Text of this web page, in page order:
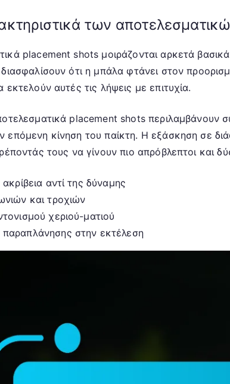
των
placement shots μοιράζονται αρκετά
ότι η μπάλα φτάνει στον
εκτελούν αυτές τις λήψεις με επιτυχία.
placement shots περιλαμβάνουν
επόμενη κίνηση του παίκτη. Η εξάσκηση σε
τους να γίνουν πιο απρόβλεπτοι και
αντί της δύναμης
και τροχιών
χεριού-ματιού
στην εκτέλεση